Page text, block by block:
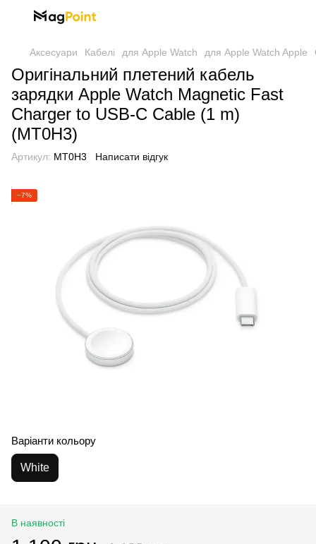
Аксесуари Кабелі для Apple Watch для Apple Watch Apple
Оригінальний плетений кабель
зарядки Apple Watch Magnetic Fast
Charger to USB-C Cable (1 m)
(MT0H3)
Артикул: MT0H3 Написати відгук
−7%
Варіанти кольору
White
В наявності